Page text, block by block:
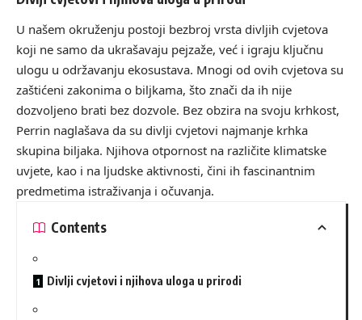
U našem okruženju postoji bezbroj vrsta divljih cvjetova
koji ne samo da ukrašavaju pejzaže, već i igraju ključnu
ulogu u održavanju ekosustava. Mnogi od ovih cvjetova su
zaštićeni zakonima o biljkama, što znači da ih nije
dozvoljeno brati bez dozvole. Bez obzira na svoju krhkost,
Perrin naglašava da su divlji cvjetovi najmanje krhka
skupina biljaka. Njihova otpornost na različite klimatske
uvjete, kao i na ljudske aktivnosti, čini ih fascinantnim
predmetima istraživanja i očuvanja.
Contents
Divlji cvjetovi i njihova uloga u prirodi